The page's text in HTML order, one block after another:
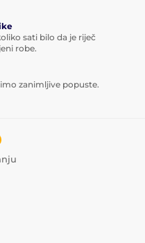
sati bilo da je riječ
robe.
zanimljive popuste.